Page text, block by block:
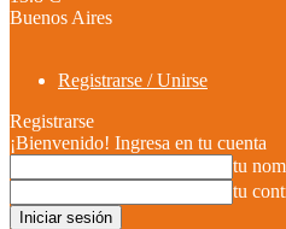
Buenos Aires
Registrarse / Unirse
Registrarse
¡Bienvenido! Ingresa en tu cuenta
tu
tu